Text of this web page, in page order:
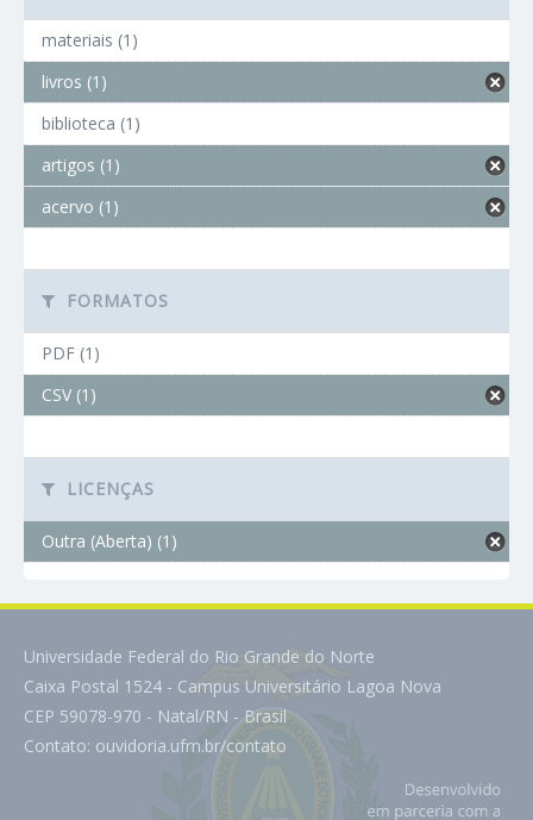
materiais (1)
livros (1)
biblioteca (1)
artigos (1)
acervo (1)
FORMATOS
PDF (1)
CSV (1)
LICENÇAS
Outra (Aberta) (1)
Universidade Federal do Rio Grande do Norte
Caixa Postal 1524 - Campus Universitário Lagoa Nova
CEP 59078-970 - Natal/RN - Brasil
Contato: ouvidoria.ufrn.br/contato